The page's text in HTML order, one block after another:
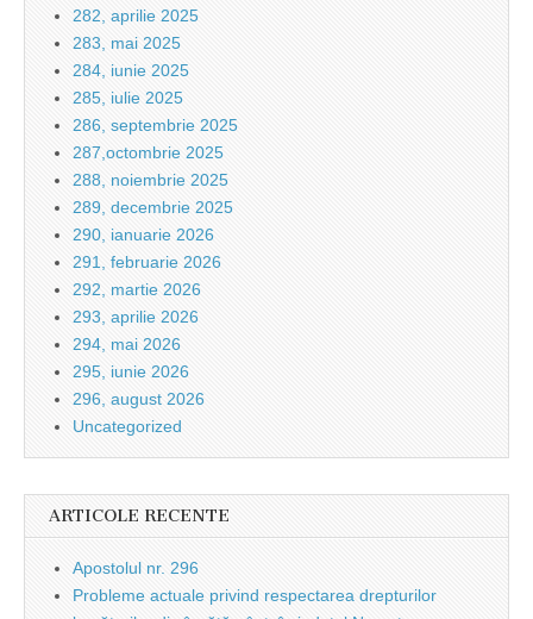
282, aprilie 2025
283, mai 2025
284, iunie 2025
285, iulie 2025
286, septembrie 2025
287,octombrie 2025
288, noiembrie 2025
289, decembrie 2025
290, ianuarie 2026
291, februarie 2026
292, martie 2026
293, aprilie 2026
294, mai 2026
295, iunie 2026
296, august 2026
Uncategorized
ARTICOLE RECENTE
Apostolul nr. 296
Probleme actuale privind respectarea drepturilor